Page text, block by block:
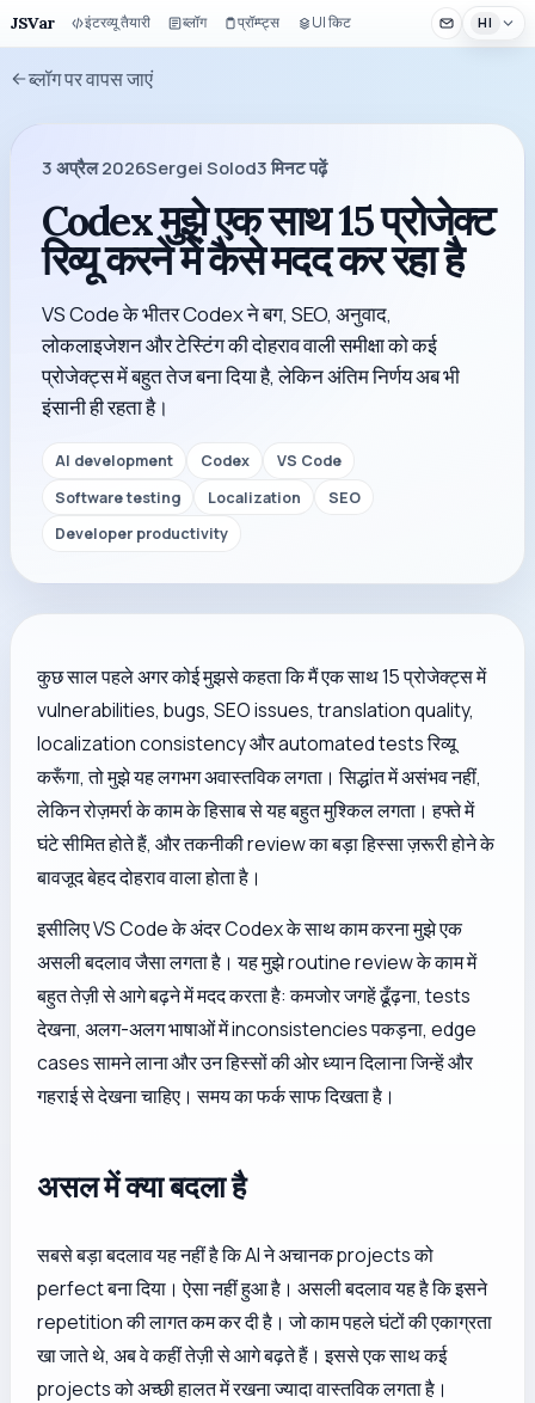
JSVar इंटरव्यू तैयारी ब्लॉग प्रॉम्प्ट्स UI किट HI
ब्लॉग पर वापस जाएं
3 अप्रैल 2026Sergei Solod3मिनट पढ़ें
Codex मुझे एक साथ 15 प्रोजेक्ट
रिव्यू करने में कैसे मदद कर रहा है
VS Code के भीतर Codex ने बग, SEO, अनुवाद,
लोकलाइजेशन और टेस्टिंग की दोहराव वाली समीक्षा को कई
प्रोजेक्ट्स में बहुत तेज बना दिया है, लेकिन अंतिम निर्णय अब भी
इंसानी ही रहता है।
AI development Codex
VS Code
Software testing
Localization
SEO
Developer productivity
कुछ साल पहले अगर कोई मुझसे कहता कि मैं एक साथ 15 प्रोजेक्ट्स में
vulnerabilities, bugs, SEO issues, translation quality,
localization consistency और automated tests रिव्यू
करूँगा, तो मुझे यह लगभग अवास्तविक लगता। सिद्धांत में असंभव नहीं,
लेकिन रोज़मर्रा के काम के हिसाब से यह बहुत मुश्किल लगता। हफ्ते में
घंटे सीमित होते हैं, और तकनीकी review का बड़ा हिस्सा ज़रूरी होने के
बावजूद बेहद दोहराव वाला होता है।
इसीलिए VS Code के अंदर Codex के साथ काम करना मुझे एक
असली बदलाव जैसा लगता है। यह मुझे routine review के काम में
बहुत तेज़ी से आगे बढ़ने में मदद करता है: कमजोर जगहें ढूँढ़ना, tests
देखना, अलग-अलग भाषाओं में inconsistencies पकड़ना, edge
cases सामने लाना और उन हिस्सों की ओर ध्यान दिलाना जिन्हें और
गहराई से देखना चाहिए। समय का फर्क साफ दिखता है।
असल में क्या बदला है
सबसे बड़ा बदलाव यह नहीं है कि AI ने अचानक projects को
perfect बना दिया। ऐसा नहीं हुआ है। असली बदलाव यह है कि इसने
repetition की लागत कम कर दी है। जो काम पहले घंटों की एकाग्रता
खा जाते थे, अब वे कहीं तेज़ी से आगे बढ़ते हैं। इससे एक साथ कई
projects को अच्छी हालत में रखना ज्यादा वास्तविक लगता है।